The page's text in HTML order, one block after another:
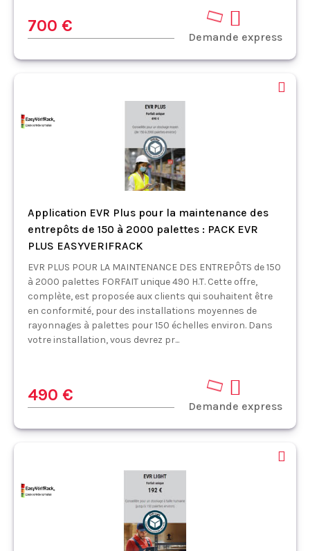
700 €
Demande express
Application EVR Plus pour la maintenance des
entrepôts de 150 à 2000 palettes : PACK EVR
PLUS EASYVERIFRACK
EVR PLUS POUR LA MAINTENANCE DES ENTREPÔTS de 150
à 2000 palettes FORFAIT unique 490 H.T. Cette offre,
complète, est proposée aux clients qui souhaitent être
en conformité, pour des installations moyennes de
rayonnages à palettes pour 150 échelles environ. Dans
votre installation, vous devrez pr...
490 €
Demande express